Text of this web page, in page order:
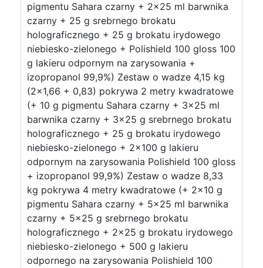
pigmentu Sahara czarny + 2×25 ml barwnika
czarny + 25 g srebrnego brokatu
holograficznego + 25 g brokatu irydowego
niebiesko-zielonego + Polishield 100 gloss 100
g lakieru odpornym na zarysowania +
izopropanol 99,9%) Zestaw o wadze 4,15 kg
(2×1,66 + 0,83) pokrywa 2 metry kwadratowe
(+ 10 g pigmentu Sahara czarny + 3×25 ml
barwnika czarny + 3×25 g srebrnego brokatu
holograficznego + 25 g brokatu irydowego
niebiesko-zielonego + 2×100 g lakieru
odpornym na zarysowania Polishield 100 gloss
+ izopropanol 99,9%) Zestaw o wadze 8,33
kg pokrywa 4 metry kwadratowe (+ 2×10 g
pigmentu Sahara czarny + 5×25 ml barwnika
czarny + 5×25 g srebrnego brokatu
holograficznego + 2×25 g brokatu irydowego
niebiesko-zielonego + 500 g lakieru
odpornego na zarysowania Polishield 100